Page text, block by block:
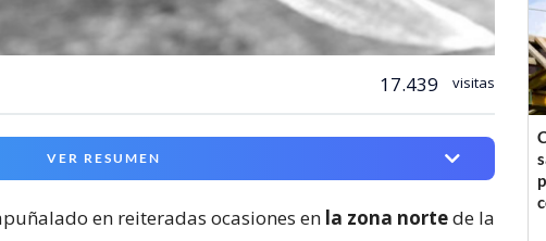
17.439 visitas
VER RESUMEN
en reiteradas ocasiones en la zona nortede la